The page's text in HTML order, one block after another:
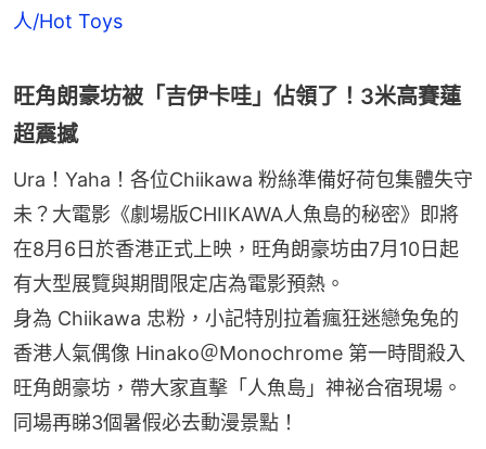
人/Hot Toys
旺角朗豪坊被「吉伊卡哇」佔領了！3米高賽蓮
超震撼
Ura！Yaha！各位Chiikawa 粉絲準備好荷包集體失守
未？大電影《劇場版CHIIKAWA人魚島的秘密》即將
在8月6日於香港正式上映，旺角朗豪坊由7月10日起
有大型展覽與期間限定店為電影預熱。
身為 Chiikawa 忠粉，小記特別拉着瘋狂迷戀兔兔的
香港人氣偶像 Hinako＠Monochrome 第一時間殺入
旺角朗豪坊，帶大家直擊「人魚島」神祕合宿現場。
同場再睇3個暑假必去動漫景點！